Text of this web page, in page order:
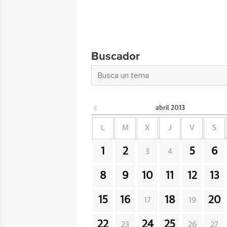
Buscador
abril 2013
L M X J V S
1 2 3 4 5 6
8 9 10 11 12 13
15 16 17 18 19 20
22 23 24 25 26 27